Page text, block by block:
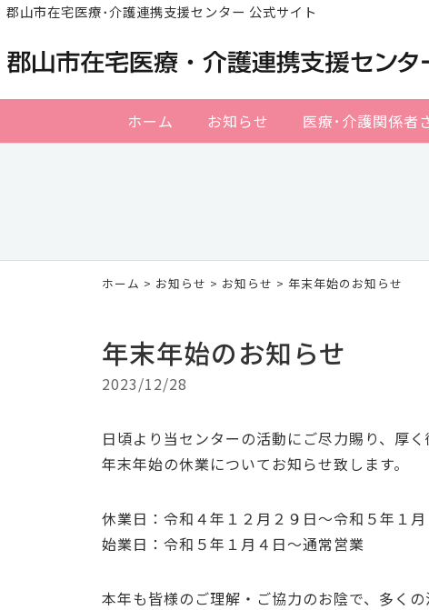
郡山市在宅医療･介護連携支援センター 公式サイト
ホーム お知らせ 医療･介護関係者
ホーム > お知らせ > お知らせ > 年末年始のお知らせ
年末年始のお知らせ
2023/12/28
日頃より当センターの活動にご尽力賜り、厚く
年末年始の休業についてお知らせ致します。
休業日：令和４年１２月２９日～令和５年１
始業日：令和５年１月４日～通常営業
本年も皆様のご理解・ご協力のお陰で、多くの